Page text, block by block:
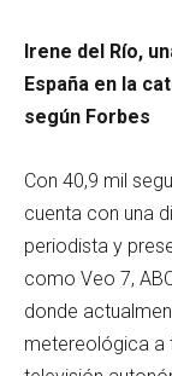
Irene del Río,
España en la
según Forbes
Con 40,9 mil
cuenta con una
periodista y
como Veo 7,
donde
metereológica a